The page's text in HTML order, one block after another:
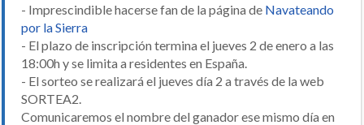
- Imprescindible hacerse fan de la página de Navateando
por la Sierra
- El plazo de inscripción termina el jueves 2 de enero a las
18:00h y se limita a residentes en España.
- El sorteo se realizará el jueves día 2 a través de la web
SORTEA2.
Comunicaremos el nombre del ganador ese mismo día en